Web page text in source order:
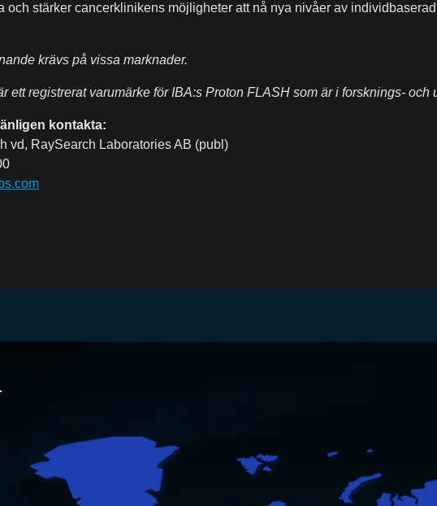
och stärker cancerklinikens möjligheter att nå nya nivåer av
krävs på vissa marknader.
ett registrerat varumärke för IBA:s Proton FLASH som är i forsknings- och
kontakta:
vd, RaySearch Laboratories AB (publ)